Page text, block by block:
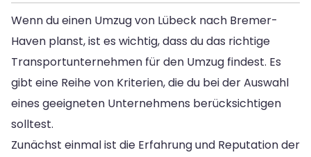
Wenn du einen Umzug von Lübeck nach Bremer­
Haven planst, ist es wichtig, dass du das richtige
Transportunternehmen für den Umzug findest. Es
gibt eine Reihe von Kriterien, die du bei der Auswahl
eines geeigneten Unternehmens berücksichtigen
solltest.
Zunächst einmal ist die Erfahrung und Reputation der